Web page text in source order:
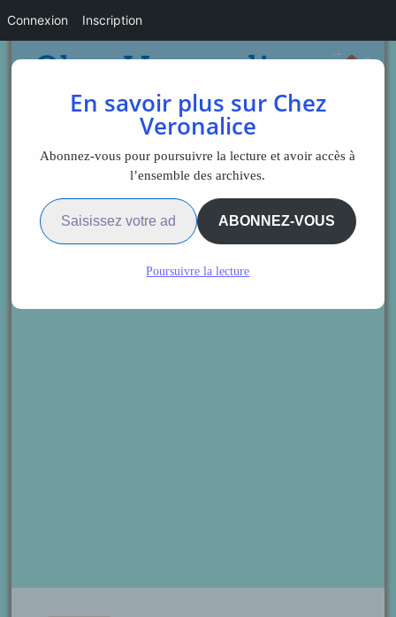
En savoir plus sur Chez
Veronalice
Abonnez-vous pour poursuivre la lecture et avoir accès à
l’ensemble des archives.
Saisissez votre adresse e-mail…
ABONNEZ-VOUS
Poursuivre la lecture
Connexion Inscription